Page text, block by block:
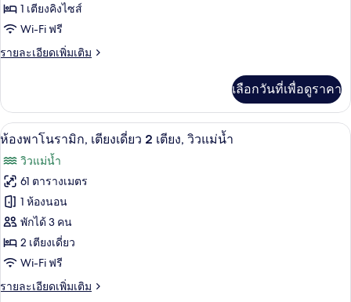
พา
โน
รา
เตียง
คิง
ไซส์
1
เตียง,
วิว
แม่น้ำ
1 เตียงคิงไซส์
Wi-Fi ฟรี
รายละเอียดเพิ่มเติม
ราย
เกี่ยว
กับ
ห้อง
โน
รา
มิก,
เตียง
คิง
ไซส์
เตียง,
แม่น้ำ
เลือกวันที่เพื่อดูราคา
เปิด
ภาพถ่าย
ทั้งหมด
ของ
ห้อง
พา
โน
รา
ห้องพาโนรามิก, เตียงเดี่ยว 2 เตียง,
6
ห้องพาโนรามิก, เตียงเดี่ยว 2 เตียง, วิวแม่น้ำ
วิวแม่น้ำ
61 ตารางเมตร
1 ห้องนอน
พักได้ 3 คน
2 เตียงเดี่ยว
Wi-Fi ฟรี
รายละเอียดเพิ่มเติม
ราย